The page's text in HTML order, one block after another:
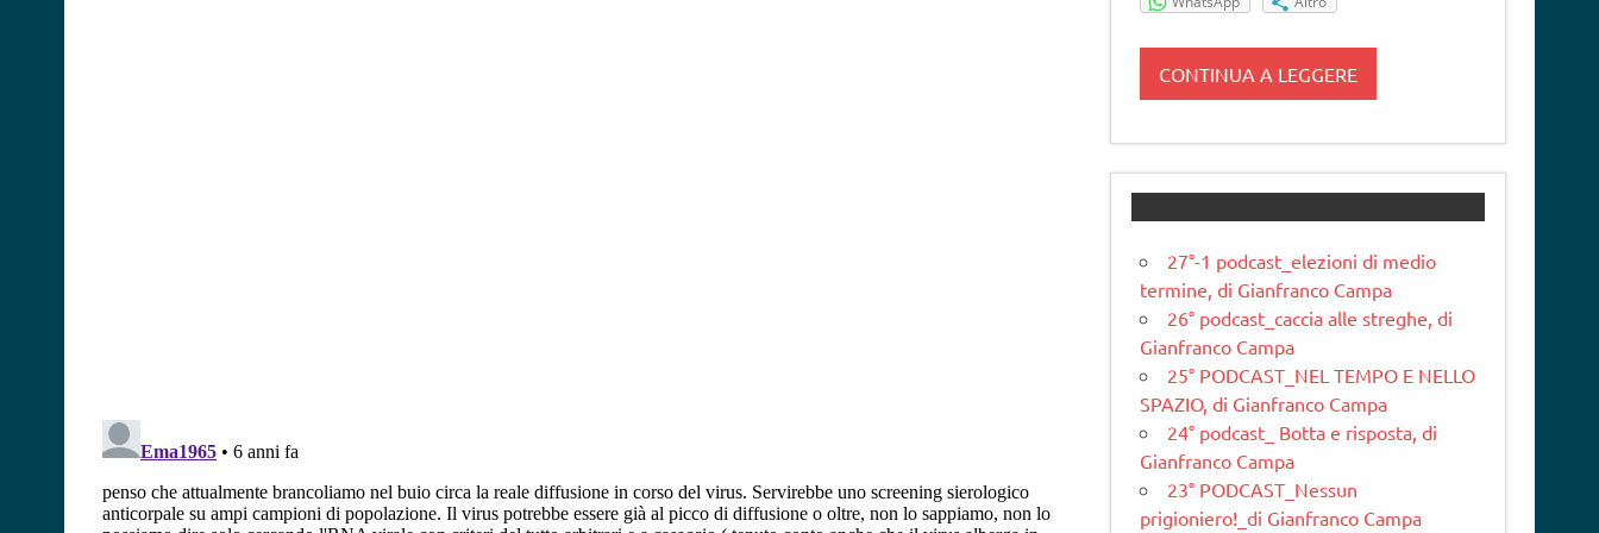
CONTINUA A LEGGERE
27°-1 podcast_elezioni di medio
termine, di Gianfranco Campa
26° podcast_caccia alle streghe, di
Gianfranco Campa
25° PODCAST_NEL TEMPO E NELLO
SPAZIO, di Gianfranco Campa
24° podcast_ Botta e risposta, di
Gianfranco Campa
23° PODCAST_Nessun
prigioniero!_di Gianfranco Campa